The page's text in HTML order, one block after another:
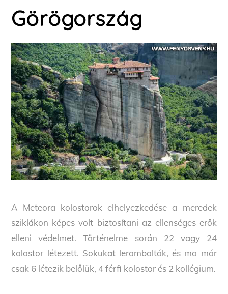
Görögország
A Meteora kolostorok elhelyezkedése a meredek
sziklákon képes volt biztosítani az ellenséges erők
elleni védelmet. Történelme során 22 vagy 24
kolostor létezett. Sokukat lerombolták, és ma már
csak 6 létezik belőlük, 4 férfi kolostor és 2 kollégium.